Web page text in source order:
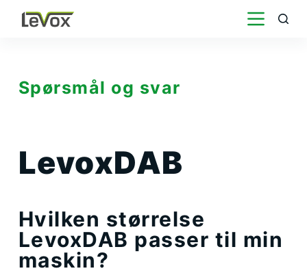
H
n
h
o
Spørsmål og svar
LevoxDAB
Hvilken størrelse
LevoxDAB passer til min
maskin?